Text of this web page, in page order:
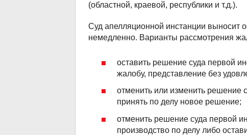
(областной, краевой, республики и т.д.).
Суд апелляционной инстанции выносит
немедленно. Варианты рассмотрения
оставить решение суда первой
жалобу, представление без
отменить или изменить решение
принять по делу новое решение;
отменить решение суда первой
производство по делу либо